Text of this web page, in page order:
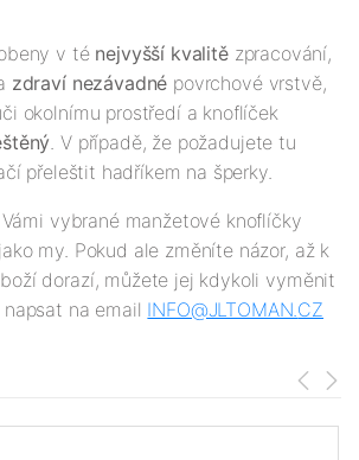
v té nejvyšší kvalitězpracování,
zdraví nezávadné povrchové vrstvě,
okolnímu prostředí a knoflíček
. V případě, že požadujete tu
přeleštit hadříkem na šperky.
vybrané manžetové knoflíčky
my. Pokud ale změníte názor, až k
dorazí, můžete jej kdykoli vyměnit
na email INFO@JLTOMAN.CZ